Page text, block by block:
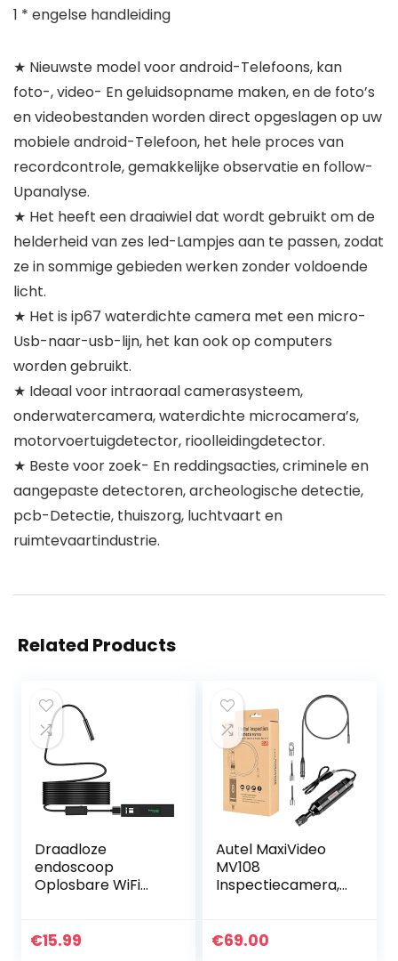
1 * engelse handleiding
★ Nieuwste model voor android-Telefoons, kan
foto-, video- En geluidsopname maken, en de foto’s
en videobestanden worden direct opgeslagen op uw
mobiele android-Telefoon, het hele proces van
recordcontrole, gemakkelijke observatie en follow-
Upanalyse.
★ Het heeft een draaiwiel dat wordt gebruikt om de
helderheid van zes led-Lampjes aan te passen, zodat
ze in sommige gebieden werken zonder voldoende
licht.
★ Het is ip67 waterdichte camera met een micro-
Usb-naar-usb-lijn, het kan ook op computers
worden gebruikt.
★ Ideaal voor intraoraal camerasysteem,
onderwatercamera, waterdichte microcamera’s,
motorvoertuigdetector, rioolleidingdetector.
★ Beste voor zoek- En reddingsacties, criminele en
aangepaste detectoren, archeologische detectie,
pcb-Detectie, thuiszorg, luchtvaart en
ruimtevaartindustrie.
Related Products
Draadloze
endoscoop
Oplosbare WiFi
Camera met 8 led
€15.99
Autel MaxiVideo
MV108
Inspectiecamera,
MX808/MK808BT/
€69.00